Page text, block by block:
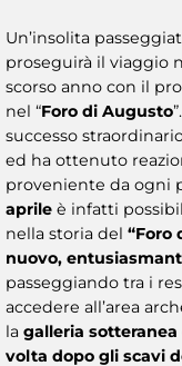
Un’insolita
proseguirà il viaggio
scorso anno con il
nel “Foro di Augusto
successo
ed ha ottenuto
proveniente da ogni
aprile è infatti
nella storia del “Foro
nuovo,
passeggiando tra i
accedere all’area
la galleria
volta dopo gli scavi